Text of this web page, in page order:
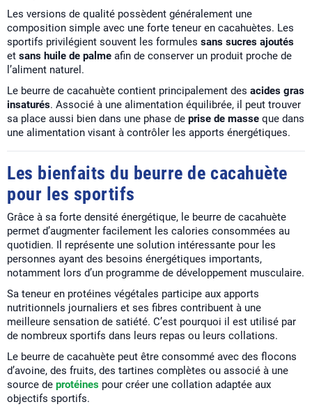
Les versions de qualité possèdent généralement une
composition simple avec une forte teneur en cacahuètes. Les
sportifs privilégient souvent les formules sans sucres ajoutés
et sans huile de palme afin de conserver un produit proche de
l’aliment naturel.
Le beurre de cacahuète contient principalement des acides gras
insaturés. Associé à une alimentation équilibrée, il peut trouver
sa place aussi bien dans une phase de prise de masse que dans
une alimentation visant à contrôler les apports énergétiques.
Les bienfaits du beurre de cacahuète
pour les sportifs
Grâce à sa forte densité énergétique, le beurre de cacahuète
permet d’augmenter facilement les calories consommées au
quotidien. Il représente une solution intéressante pour les
personnes ayant des besoins énergétiques importants,
notamment lors d’un programme de développement musculaire.
Sa teneur en protéines végétales participe aux apports
nutritionnels journaliers et ses fibres contribuent à une
meilleure sensation de satiété. C’est pourquoi il est utilisé par
de nombreux sportifs dans leurs repas ou leurs collations.
Le beurre de cacahuète peut être consommé avec des flocons
d’avoine, des fruits, des tartines complètes ou associé à une
source de protéines pour créer une collation adaptée aux
objectifs sportifs.